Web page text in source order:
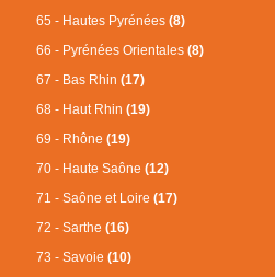
65 - Hautes Pyrénées (8)
66 - Pyrénées Orientales (8)
67 - Bas Rhin (17)
68 - Haut Rhin (19)
69 - Rhône (19)
70 - Haute Saône (12)
71 - Saône et Loire (17)
72 - Sarthe (16)
73 - Savoie (10)